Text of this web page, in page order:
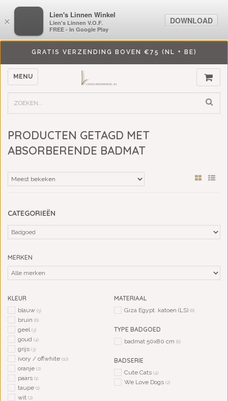
GRATIS VERZENDING BOVEN €75 (NL + BE)
MENU
PRODUCTEN GETAGD MET
ABSORBERENDE BADMAT
CATEGORIEËN
MERKEN
KLEUR
blauw (5)
bruin (6)
geel(3)
goud (4)
grijs (3)
ivory / offwhite (10)
oranje (2)
paars (1)
taupe (1)
wit (2)
MATERIAAL
Giza Egypt. katoen (LS) (8)
TYPE BADGOED
badmat 50x80 cm (6)
BADSERIE
Cute Cats (4)
We Love Dogs (2)
×
LiensLinnenwinkel.nl
Lien's Linnen V.O.F.
FREE - In Google Play
DOWNLOAD
×
Lien's Linnen Winkel
Lien's Linnen V.O.F.
FREE - In Google Play
DOWNLOAD